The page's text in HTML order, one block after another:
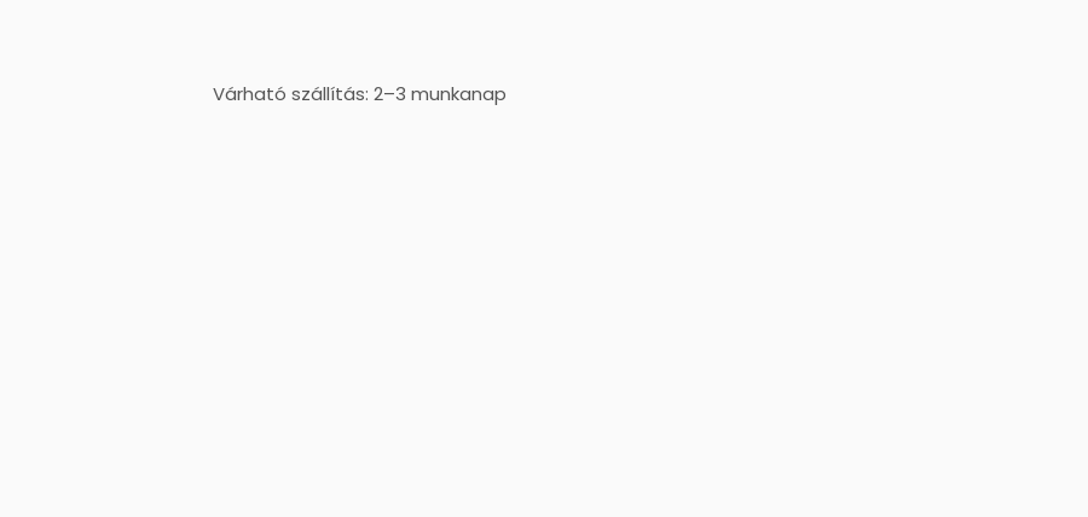
Várható szállítás: 2–3 munkanap